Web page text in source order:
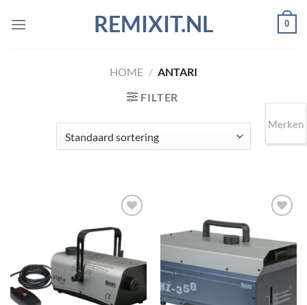
naar
REMIXIT.NL 0
HOME / ANTARI
FILTER
Toevoegen
aan
wenslijst
Toevoegen
aan
wenslijst
Merken